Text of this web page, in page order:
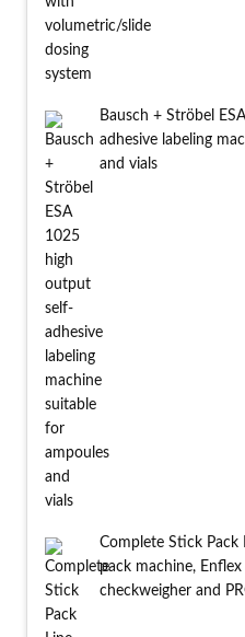
Bausch + Ströbel
adhesive labeling
and vials
Complete Stick
pack machine,
checkweigher and